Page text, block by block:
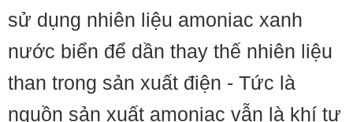
sử dụng nhiên liệu amoniac xanh
nước biển để dần thay thế nhiên liệu
than trong sản xuất điện - Tức là
nguồn sản xuất amoniac vẫn là khí tự